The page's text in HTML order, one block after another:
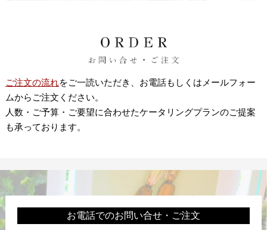
ご注文の流れをご一読いただき、お電話もしくはメールフォー
ムからご注文ください。
人数・ご予算・ご要望に合わせたケータリングプランのご提案
も承っております。
お電話でのお問い合せ・ご注文